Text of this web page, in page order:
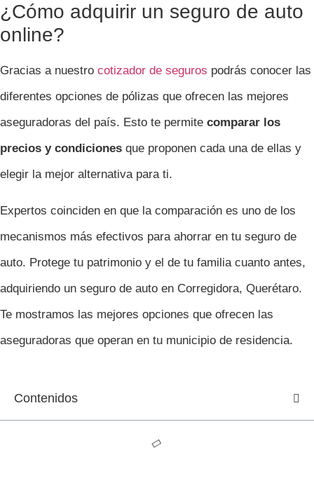
¿Cómo adquirir un seguro de auto
online?
Gracias a nuestro cotizador de seguros podrás conocer las
diferentes opciones de pólizas que ofrecen las mejores
aseguradoras del país. Esto te permite comparar los
precios y condiciones que proponen cada una de ellas y
elegir la mejor alternativa para ti.
Expertos coinciden en que la comparación es uno de los
mecanismos más efectivos para ahorrar en tu seguro de
auto. Protege tu patrimonio y el de tu familia cuanto antes,
adquiriendo un seguro de auto en Corregidora, Querétaro.
Te mostramos las mejores opciones que ofrecen las
aseguradoras que operan en tu municipio de residencia.
Contenidos